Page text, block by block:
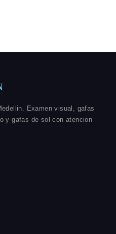
Examen visual, gafas
y gafas de sol con atencion